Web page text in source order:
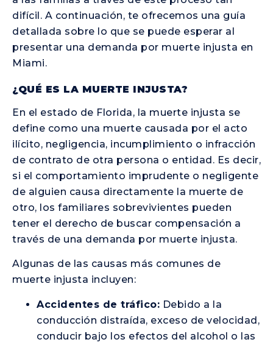
difícil. A continuación, te ofrecemos una guía
detallada sobre lo que se puede esperar al
presentar una demanda por muerte injusta en
Miami.
¿QUÉ ES LA MUERTE INJUSTA?
En el estado de Florida, la muerte injusta se
define como una muerte causada por el acto
ilícito, negligencia, incumplimiento o infracción
de contrato de otra persona o entidad. Es decir,
si el comportamiento imprudente o negligente
de alguien causa directamente la muerte de
otro, los familiares sobrevivientes pueden
tener el derecho de buscar compensación a
través de una demanda por muerte injusta.
Algunas de las causas más comunes de
muerte injusta incluyen:
Accidentes de tráfico: Debido a la
conducción distraída, exceso de velocidad,
conducir bajo los efectos del alcohol o las